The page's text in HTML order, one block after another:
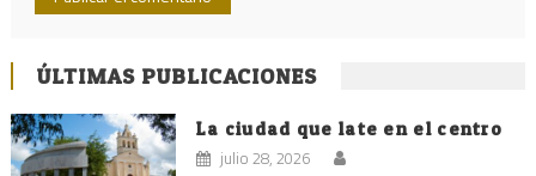
ÚLTIMAS PUBLICACIONES
La ciudad que late en el centro
julio 28, 2026